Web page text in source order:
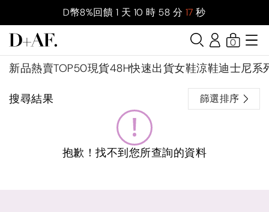
D幣8%回饋 1 天 10 時 58 分 17 秒
新品熱賣TOP50現貨48H快速出貨女鞋涼鞋迪士尼系
0
搜尋結果 篩選排序
抱歉！找不到您所查詢的資料